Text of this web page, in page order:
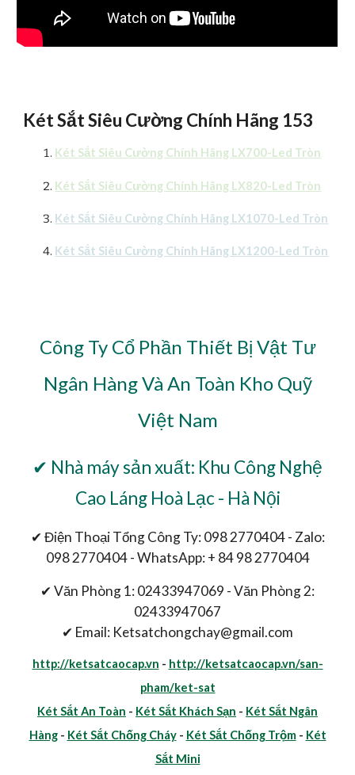
Két Sắt Siêu Cường Chính Hãng 153
Két Sắt Siêu Cường Chính Hãng LX700-Led Tròn
Két Sắt Siêu Cường Chính Hãng LX820-Led Tròn
Két Sắt Siêu Cường Chính Hãng LX1070-Led Tròn
Két Sắt Siêu Cường Chính Hãng LX1200-Led Tròn
Công Ty Cổ Phần Thiết Bị Vật Tư
Ngân Hàng Và An Toàn Kho Quỹ
Việt Nam
✔ Nhà máy sản xuất: Khu Công Nghệ
Cao Láng Hoà Lạc - Hà Nội
✔ Điện Thoại Tổng Công Ty: 098 2770404 - Zalo:
098 2770404 - WhatsApp: + 84 98 2770404
✔ Văn Phòng 1: 02433947069 - Văn Phòng 2:
02433947067
✔ Email: Ketsatchongchay@gmail.com
http://ketsatcaocap.vn - http://ketsatcaocap.vn/san-
pham/ket-sat
Két Sắt An Toàn - Két Sắt Khách Sạn - Két Sắt Ngân
Hàng- Két Sắt Chống Cháy- Két Sắt Chống Trộm- Két
Sắt Mini